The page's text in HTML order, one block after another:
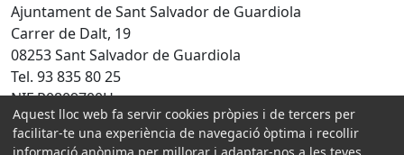
Ajuntament de Sant Salvador de Guardiola
Carrer de Dalt, 19
08253 Sant Salvador de Guardiola
Tel. 93 835 80 25
NIF P0809700H
Amb la col·laboració de:
Aquest lloc web fa servir cookies pròpies i de tercers per
facilitar-te una experiència de navegació òptima i recollir